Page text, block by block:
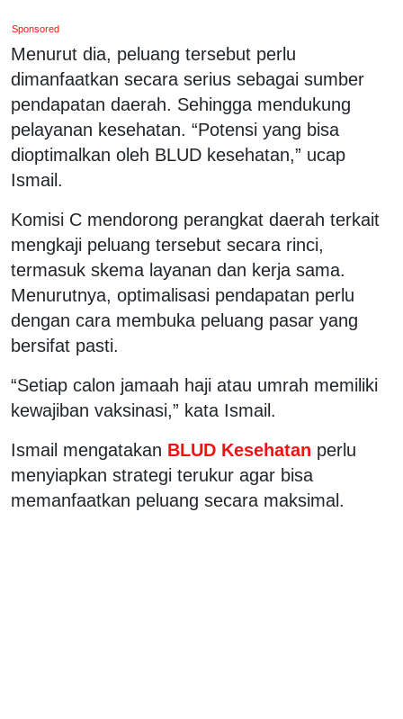
Sponsored
Menurut dia, peluang tersebut perlu
dimanfaatkan secara serius sebagai sumber
pendapatan daerah. Sehingga mendukung
pelayanan kesehatan. “Potensi yang bisa
dioptimalkan oleh BLUD kesehatan,” ucap
Ismail.
Komisi C mendorong perangkat daerah terkait
mengkaji peluang tersebut secara rinci,
termasuk skema layanan dan kerja sama.
Menurutnya, optimalisasi pendapatan perlu
dengan cara membuka peluang pasar yang
bersifat pasti.
“Setiap calon jamaah haji atau umrah memiliki
kewajiban vaksinasi,” kata Ismail.
Ismail mengatakan BLUD Kesehatan perlu
menyiapkan strategi terukur agar bisa
memanfaatkan peluang secara maksimal.